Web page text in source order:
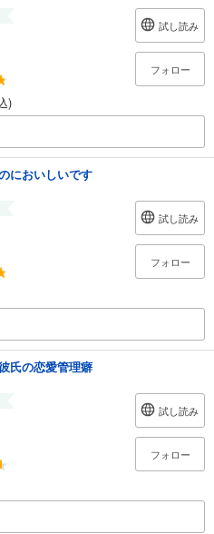
)
試し読み
フォロー
においしいです
試し読み
フォロー
氏の恋愛管理癖
試し読み
フォロー